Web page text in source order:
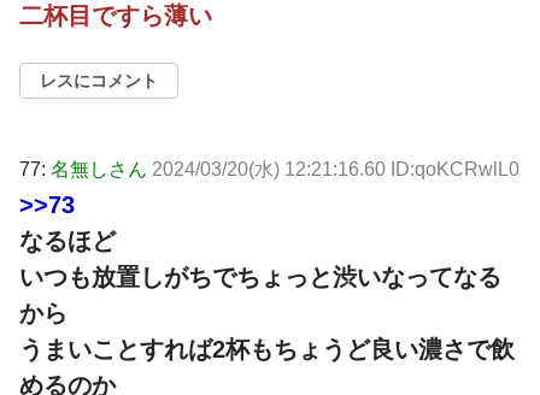
二杯目ですら薄い
レスにコメント
77: 名無しさん 2024/03/20(水) 12:21:16.60 ID:qoKCRwlL0
>>73
なるほど
いつも放置しがちでちょっと渋いなってなる
から
うまいことすれば2杯もちょうど良い濃さで飲
めるのか